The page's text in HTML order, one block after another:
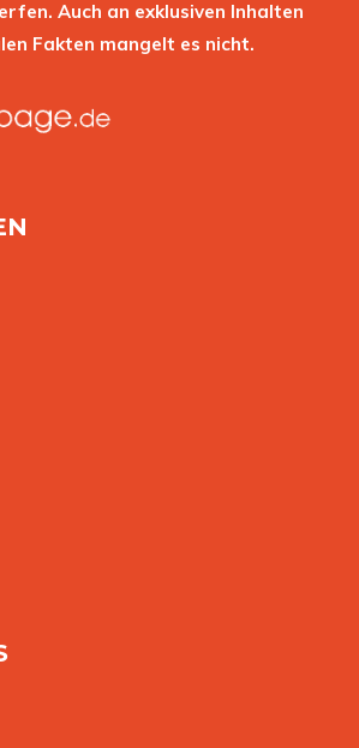
Auch an exklusiven Inhalten
Fakten mangelt es nicht.